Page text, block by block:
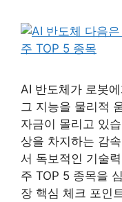
AI 반도체가 로봇
그 지능을 물리적
자금이 몰리고 있
상을 차지하는 감
서 독보적인 기술
주 TOP 5 종목을
장 핵심 체크 포인